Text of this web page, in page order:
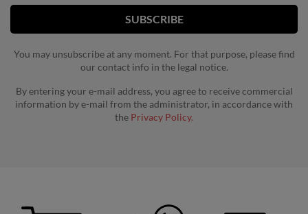
You may unsubscribe at any moment. For that purpose, please find
our contact info in the legal notice.
By entering your e-mail address, you agree to receive commercial
information by e-mail from the administrator, in accordance with
the Privacy Policy.